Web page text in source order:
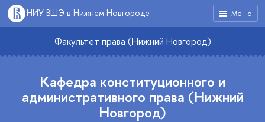
Меню
НИУ ВШЭ в Нижнем Новгороде
Факультет права (Нижний Новгород)
Кафедра конституционного и
административного права (Нижний
Новгород)